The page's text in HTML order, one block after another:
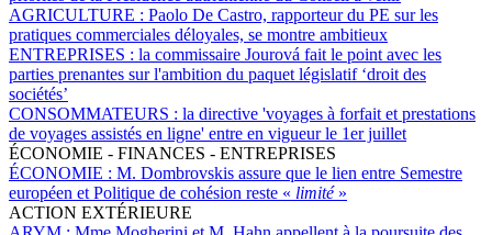
AGRICULTURE : Paolo De Castro, rapporteur du PE sur les
pratiques commerciales déloyales, se montre ambitieux
ENTREPRISES : la commissaire Jourová fait le point avec les
parties prenantes sur l'ambition du paquet législatif ‘droit des
sociétés’
CONSOMMATEURS : la directive 'voyages à forfait et prestations
de voyages assistés en ligne' entre en vigueur le 1er juillet
ÉCONOMIE - FINANCES - ENTREPRISES
ÉCONOMIE : M. Dombrovskis assure que le lien entre Semestre
européen et Politique de cohésion reste « limité»
ACTION EXTÉRIEURE